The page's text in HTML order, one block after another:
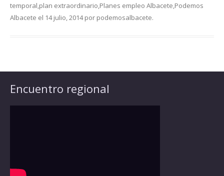
temporal,plan extraordinario,Planes empleo Albacete,Podemos
Albacete el 14 julio, 2014por podemosalbacete.
Encuentro regional